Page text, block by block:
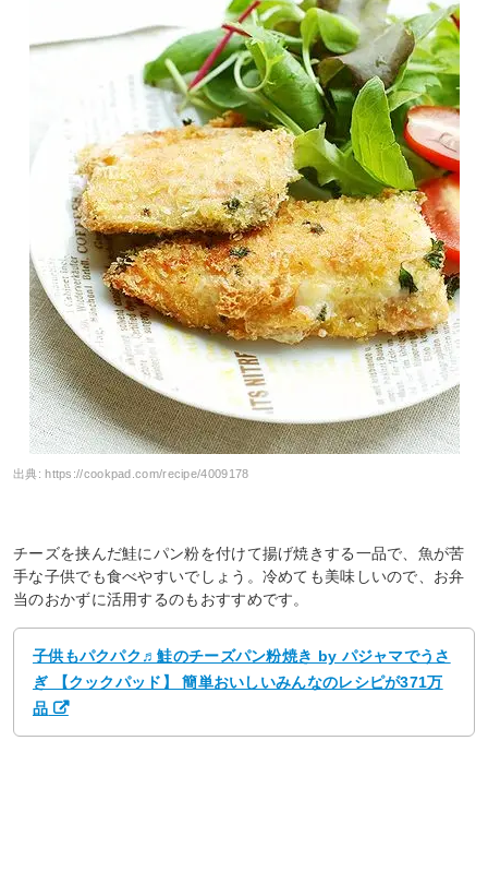
出典:https://cookpad.com/recipe/4009178
チーズを挟んだ鮭にパン粉を付けて揚げ焼きする一品で、魚が苦
手な子供でも食べやすいでしょう。冷めても美味しいので、お弁
当のおかずに活用するのもおすすめです。
子供もパクパク♬鮭のチーズパン粉焼き by パジャマでうさ
ぎ 【クックパッド】 簡単おいしいみんなのレシピが371万
品